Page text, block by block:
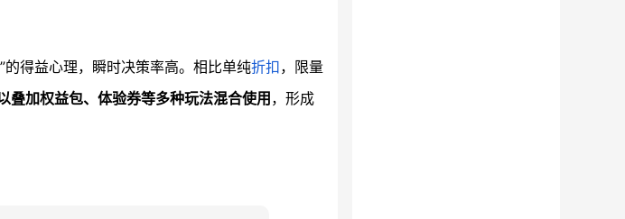
得益心理，瞬时决策率高。相比单纯折扣，限量
叠加权益包、体验券等多种玩法混合使用，形成